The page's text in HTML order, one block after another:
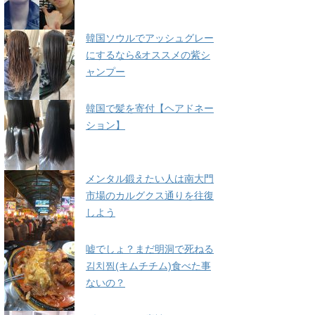
韓国ソウルでアッシュグレー
にするなら&オススメの紫シ
ャンプー
韓国で髪を寄付【ヘアドネー
ション】
メンタル鍛えたい人は南大門
市場のカルグクス通りを往復
しよう
嘘でしょ？まだ明洞で死ねる
김치찜(キムチチム)食べた事
ないの？